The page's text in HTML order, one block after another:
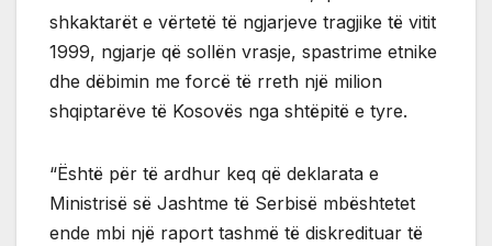
shkaktarët e vërtetë të ngjarjeve tragjike të vitit
1999, ngjarje që sollën vrasje, spastrime etnike
dhe dëbimin me forcë të rreth një milion
shqiptarëve të Kosovës nga shtëpitë e tyre.
“Është për të ardhur keq që deklarata e
Ministrisë së Jashtme të Serbisë mbështetet
ende mbi një raport tashmë të diskredituar të